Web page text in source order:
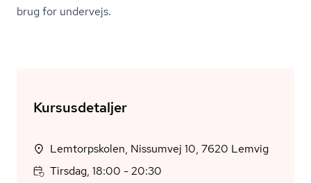
brug for undervejs.
Kursusdetaljer
Lemtorpskolen, Nissumvej 10, 7620 Lemvig
Tirsdag, 18:00 - 20:30